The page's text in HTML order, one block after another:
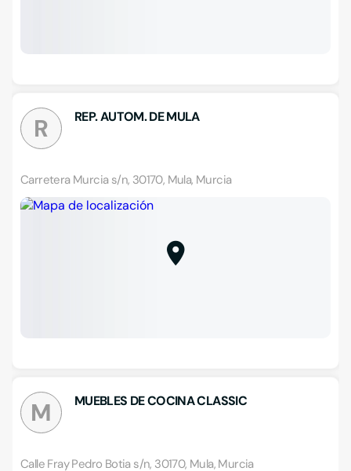
R REP. AUTOM. DE MULA
Carretera Murcia s/n, 30170, Mula, Murcia
M MUEBLES DE COCINA CLASSIC
Calle Fray Pedro Botia s/n, 30170, Mula, Murcia